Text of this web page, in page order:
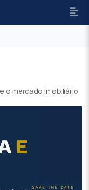
o mercado imobiliário